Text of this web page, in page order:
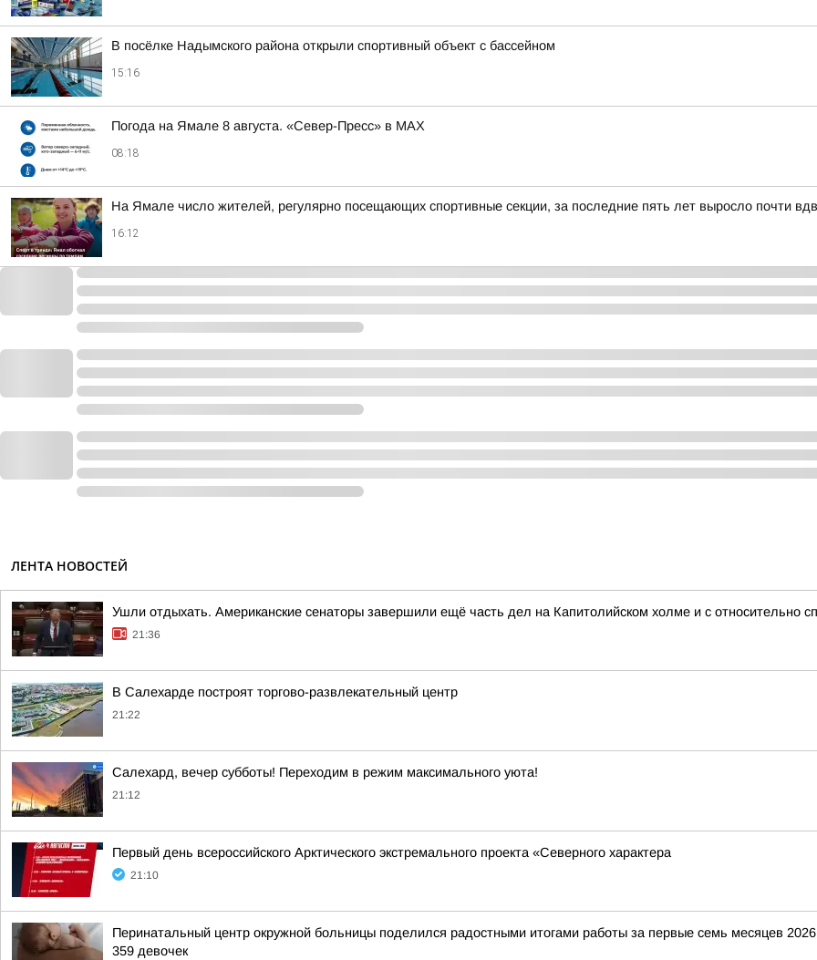
В посёлке Надымского района открыли спортивный объект с бассейном
15:16
Погода на Ямале 8 августа. «Север-Пресс» в MAX
08:18
На Ямале число жителей, регулярно посещающих спортивные секции, за последние пять лет выросло почти
16:12
ЛЕНТА НОВОСТЕЙ
Ушли отдыхать. Американские сенаторы завершили ещё часть дел на Капитолийском холме и с относительно
21:36
В Салехарде построят торгово-развлекательный центр
21:22
Салехард, вечер субботы! Переходим в режим максимального уюта!
21:12
Первый день всероссийского Арктического экстремального проекта «Северного характера
21:10
Перинатальный центр окружной больницы поделился радостными итогами работы за первые семь месяцев
359 девочек